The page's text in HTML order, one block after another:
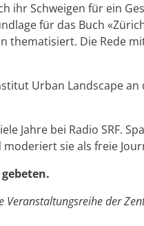
ihr Schweigen für ein
für das Buch
thematisiert. Die Rede
Urban Landscape
Jahre bei Radio SRF.
sie als freie
Veranstaltungsreihe der